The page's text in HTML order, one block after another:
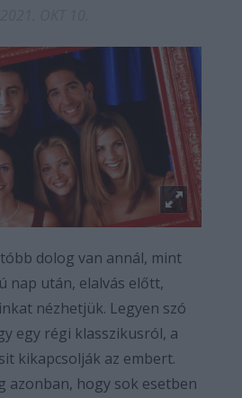
dolog van annál, mint
nap után, elalvás előtt,
nézhetjük. Legyen szó
egy régi klasszikusról, a
kikapcsolják az embert.
azonban, hogy sok esetben